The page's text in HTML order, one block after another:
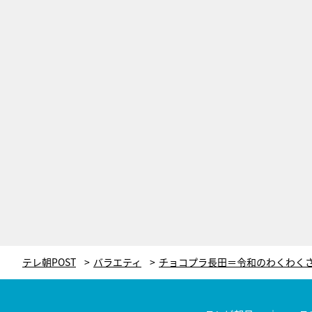
テレ朝POST バラエティ